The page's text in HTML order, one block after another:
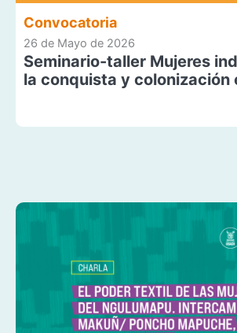
Convocatoria
26 de Mayo de 2026
Seminario-taller Mujeres
la conquista y colonización